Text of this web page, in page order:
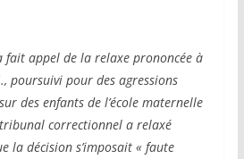
fait appel de la relaxe prononcée à
poursuivi pour des agressions
des enfants de l’école maternelle
correctionnel a relaxé
la décision s’imposait « faute